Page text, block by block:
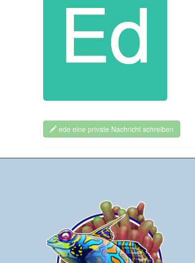
ede eine private Nachricht schreiben